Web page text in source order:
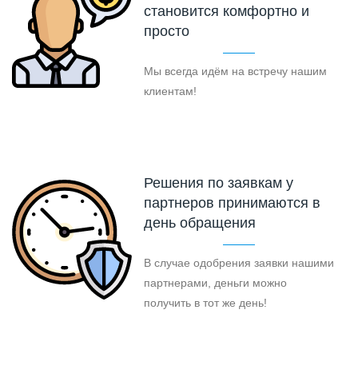
становится комфортно и
просто
Мы всегда идём на встречу нашим
клиентам!
Решения по заявкам у
партнеров принимаются в
день обращения
В случае одобрения заявки нашими
партнерами, деньги можно
получить в тот же день!